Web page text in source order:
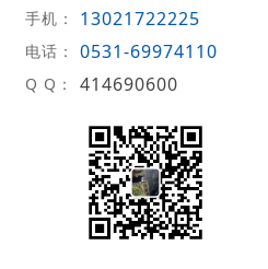
手机： 13021722225
电话： 0531-69974110
Q Q： 414690600